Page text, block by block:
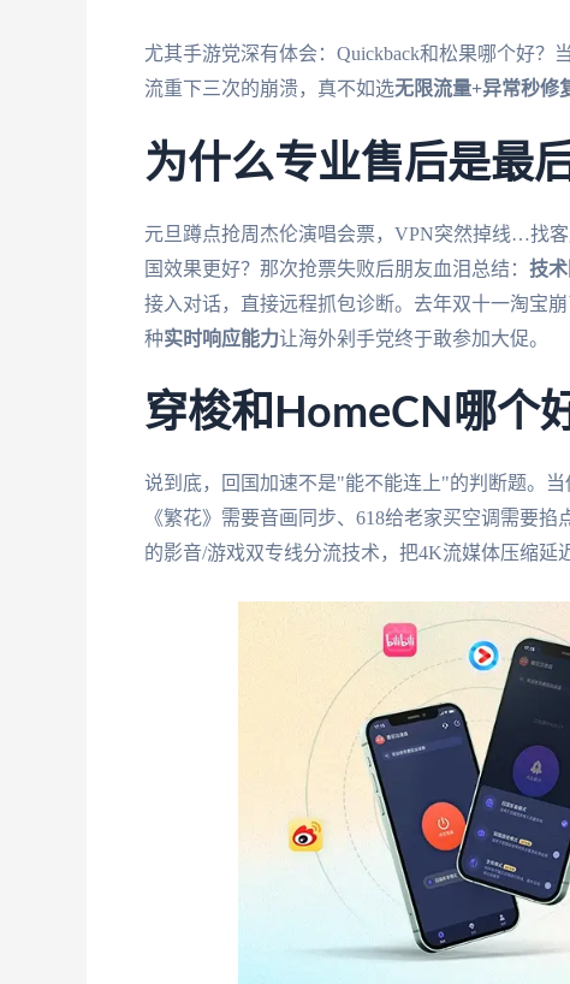
尤其手游党深有体会：Quickback和松果哪个好
流重下三次的崩溃，真不如选无限流量+异常秒修
为什么专业售后是最
元旦蹲点抢周杰伦演唱会票，VPN突然掉线…找
国效果更好？那次抢票失败后朋友血泪总结： 技
接入对话，直接远程抓包诊断。去年双十一淘宝
种实时响应能力让海外剁手党终于敢参加大促。
穿梭和HomeCN哪个
说到底，回国加速不是"能不能连上"的判断题。
《繁花》需要音画同步、618给老家买空调需要
的影音/游戏双专线分流技术，把4K流媒体压缩延